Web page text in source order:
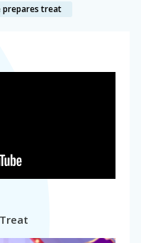
prepares treat